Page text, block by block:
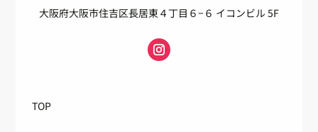
大阪府大阪市住吉区長居東４丁目６−６ イコンビル 5F
TOP